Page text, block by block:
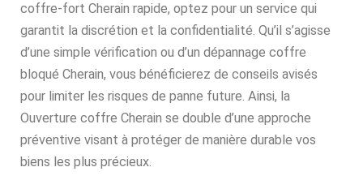
coffre-fort Cherain rapide, optez pour un service qui
garantit la discrétion et la confidentialité. Qu’il s’agisse
d’une simple vérification ou d’un dépannage coffre
bloqué Cherain, vous bénéficierez de conseils avisés
pour limiter les risques de panne future. Ainsi, la
Ouverture coffre Cherain se double d’une approche
préventive visant à protéger de manière durable vos
biens les plus précieux.